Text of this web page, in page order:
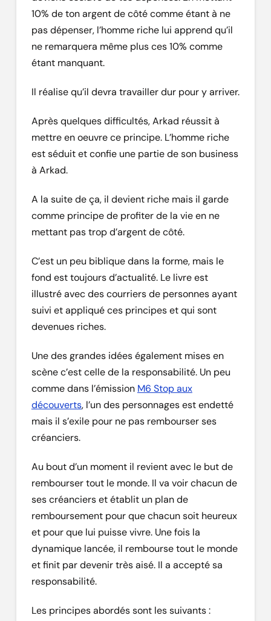
10% de ton argent de côté comme étant à ne
pas dépenser, l’homme riche lui apprend qu’il
ne remarquera même plus ces 10% comme
étant manquant.
Il réalise qu’il devra travailler dur pour y arriver.
Après quelques difficultés, Arkad réussit à
mettre en oeuvre ce principe. L’homme riche
est séduit et confie une partie de son business
à Arkad.
A la suite de ça, il devient riche mais il garde
comme principe de profiter de la vie en ne
mettant pas trop d’argent de côté.
C’est un peu biblique dans la forme, mais le
fond est toujours d’actualité. Le livre est
illustré avec des courriers de personnes ayant
suivi et appliqué ces principes et qui sont
devenues riches.
Une des grandes idées également mises en
scène c’est celle de la responsabilité. Un peu
comme dans l’émission M6 Stop aux
découverts, l’un des personnages est endetté
mais il s’exile pour ne pas rembourser ses
créanciers.
Au bout d’un moment il revient avec le but de
rembourser tout le monde. Il va voir chacun de
ses créanciers et établit un plan de
remboursement pour que chacun soit heureux
et pour que lui puisse vivre. Une fois la
dynamique lancée, il rembourse tout le monde
et finit par devenir très aisé. Il a accepté sa
responsabilité.
Les principes abordés sont les suivants :